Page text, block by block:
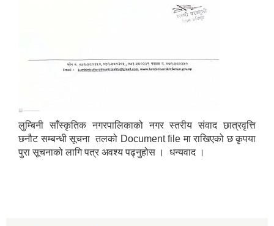
लुम्बिनी साँस्कृतिक नगरपालिकाको नगर स्तरीय संवाद छात्रवृत्ति
छनौट सम्बन्धी सूचना तलको Document file मा राखिएको छ कृपया
पुरा सूचनाको लागि पत्र अवश्य पढ्नुहोस । धन्यवाद ।